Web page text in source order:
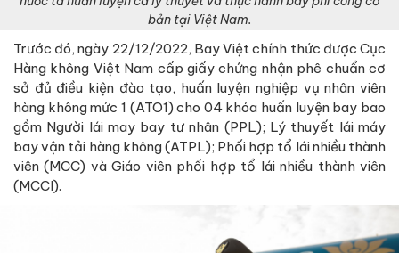
bản tại Việt Nam.
Trước đó, ngày 22/12/2022, Bay Việt chính thức được Cục
Hàng không Việt Nam cấp giấy chứng nhận phê chuẩn cơ
sở đủ điều kiện đào tạo, huấn luyện nghiệp vụ nhân viên
hàng không mức 1 (ATO1) cho 04 khóa huấn luyện bay bao
gồm Người lái may bay tư nhân (PPL); Lý thuyết lái máy
bay vận tải hàng không (ATPL); Phối hợp tổ lái nhiều thành
viên (MCC) và Giáo viên phối hợp tổ lái nhiều thành viên
(MCCI).